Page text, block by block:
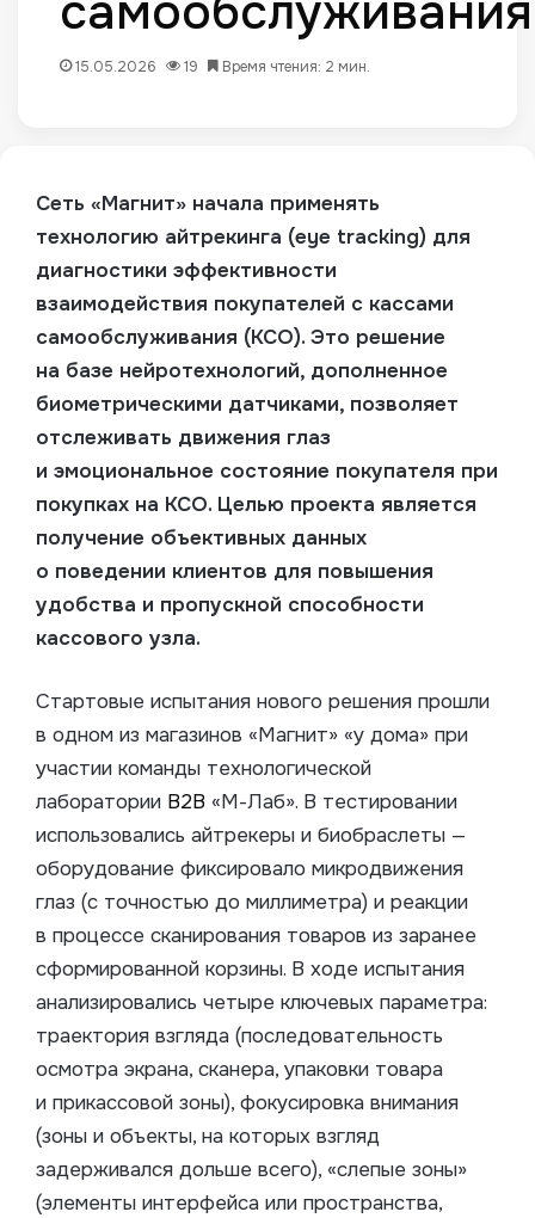
15.05.2026 19 Время чтения: 2 мин.
Сеть «Магнит» начала применять
технологию айтрекинга (eye tracking) для
диагностики эффективности
взаимодействия покупателей с кассами
самообслуживания (КСО). Это решение
на базе нейротехнологий, дополненное
биометрическими датчиками, позволяет
отслеживать движения глаз
и эмоциональное состояние покупателя при
покупках на КСО. Целью проекта является
получение объективных данных
о поведении клиентов для повышения
удобства и пропускной способности
кассового узла.
Стартовые испытания нового решения прошли
в одном из магазинов «Магнит» «у дома» при
участии команды технологической
лаборатории B2B «М-Лаб». В тестировании
использовались айтрекеры и биобраслеты —
оборудование фиксировало микродвижения
глаз (с точностью до миллиметра) и реакции
в процессе сканирования товаров из заранее
сформированной корзины. В ходе испытания
анализировались четыре ключевых параметра:
траектория взгляда (последовательность
осмотра экрана, сканера, упаковки товара
и прикассовой зоны), фокусировка внимания
(зоны и объекты, на которых взгляд
задерживался дольше всего), «слепые зоны»
(элементы интерфейса или пространства,